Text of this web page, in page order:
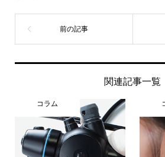
関連記事一覧
コラム